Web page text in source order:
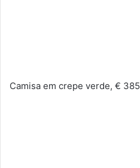
Camisa em crepe verde, €